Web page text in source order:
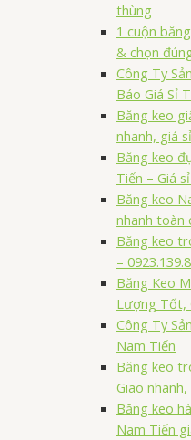
thùng
1 cuộn
& chọn
Công Ty
Báo Giá Sỉ
Băng keo
nhanh, giá
Băng keo
Tiến – Giá
Băng keo
nhanh toàn
Băng keo
–
Băng Keo
Lượng Tốt,
Công Ty
Nam Tiến
Băng keo
Giao
Băng keo
Nam Tiến